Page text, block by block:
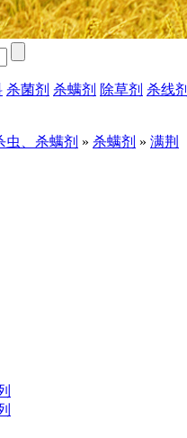
杀菌剂 杀螨剂 除草剂 杀线剂
虫、杀螨剂 » 杀螨剂 » 满荆